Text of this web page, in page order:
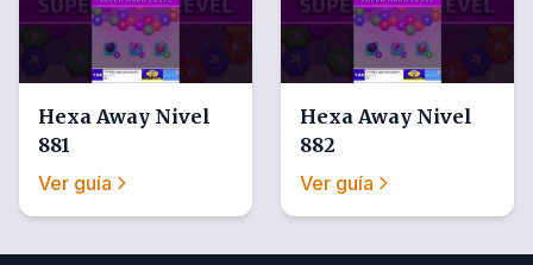
Hexa Away Nivel
881
Ver guía
Hexa Away Nivel
882
Ver guía